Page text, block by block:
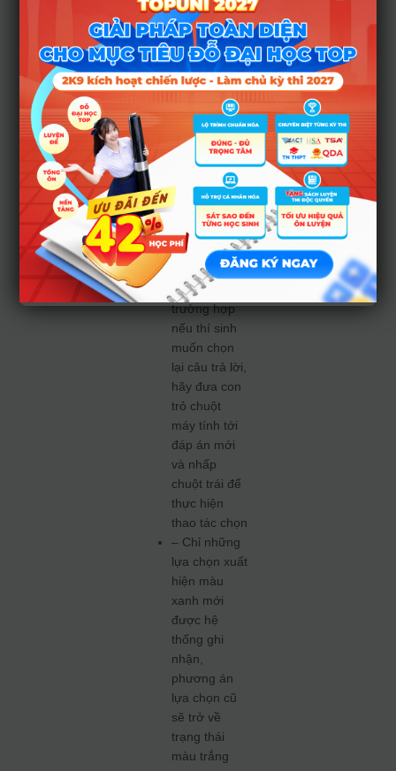
làm bài sẽ
lựa chọn đáp
án bằng cách
nhấp chuột
trái máy tính
vào phương
án, hệ thống
sẽ tự động
ghi nhận kết
quả và hiển
thị phương
án đã được
lựa chọn với
ô màu xanh
– Trong
trường hợp
nếu thí sinh
muốn chọn
lại câu trả lời,
hãy đưa con
trỏ chuột
máy tính tới
đáp án mới
và nhấp
chuột trái để
thực hiện
thao tác chọn
– Chỉ những
lựa chọn xuất
hiện màu
xanh mới
được hệ
thống ghi
nhận,
phương án
lựa chọn cũ
sẽ trở về
trạng thái
màu trắng